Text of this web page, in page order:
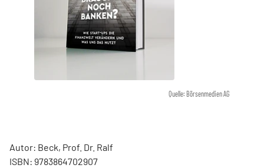
Quelle: Börsenmedien AG
Autor: Beck, Prof. Dr. Ralf
ISBN: 9783864702907